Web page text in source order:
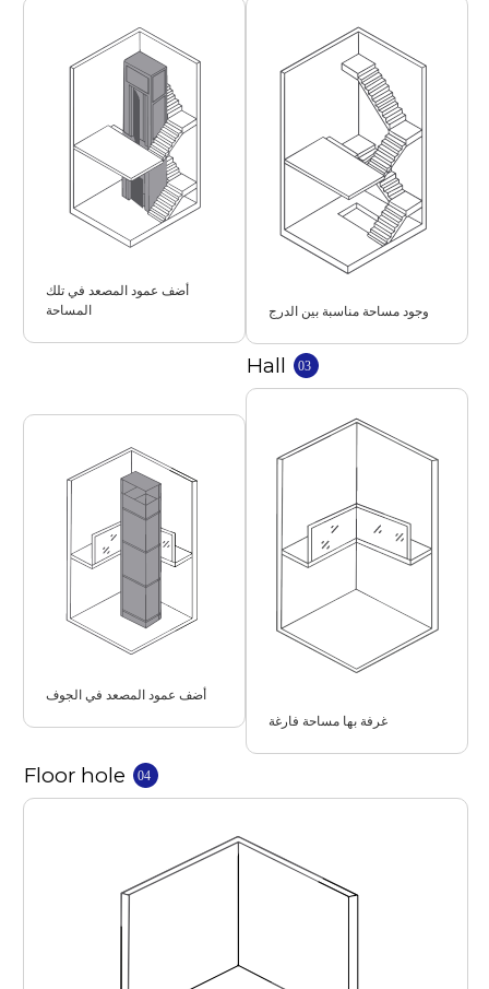
وجود مساحة مناسبة بين الدرج
أضف عمود المصعد في تلك
المساحة
غرفة بها مساحة فارغة
أضف عمود المصعد في الجوف